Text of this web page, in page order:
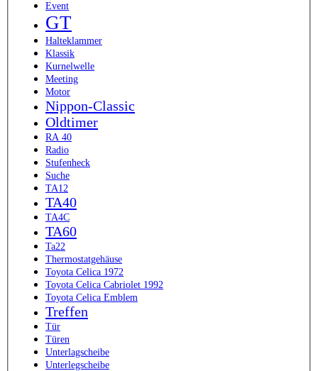
Event
GT
Halteklammer
Klassik
Kurnelwelle
Meeting
Motor
Nippon-Classic
Oldtimer
RA 40
Radio
Stufenheck
Suche
TA12
TA40
TA4C
TA60
Ta22
Thermostatgehäuse
Toyota Celica 1972
Toyota Celica Cabriolet 1992
Toyota Celica Emblem
Treffen
Tür
Türen
Unterlagscheibe
Unterlegscheibe